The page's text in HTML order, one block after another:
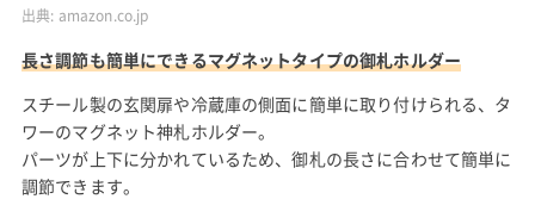
出典: amazon.co.jp
長さ調節も簡単にできるマグネットタイプの御札ホルダー
スチール製の玄関扉や冷蔵庫の側面に簡単に取り付けられる、タ
ワーのマグネット神札ホルダー。
パーツが上下に分かれているため、御札の長さに合わせて簡単に
調節できます。